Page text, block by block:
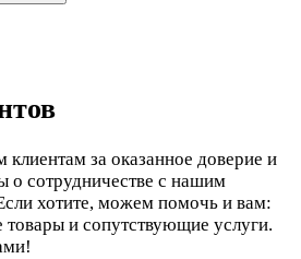
за оказанное доверие и
о сотрудничестве с нашим
хотите, можем помочь и вам:
и сопутствующие услуги.